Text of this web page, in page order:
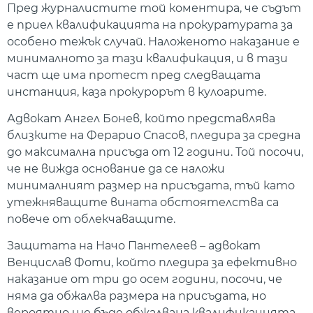
Пред журналистите той коментира, че съдът
е приел квалификацията на прокуратурата за
особено тежък случай. Наложеното наказание е
минималното за тази квалификация, и в тази
част ще има протест пред следващата
инстанция, каза прокурорът в кулоарите.
Адвокат Ангел Бонев, който представлява
близките на Ферарио Спасов, пледира за средна
до максимална присъда от 12 години. Той посочи,
че не вижда основание да се наложи
минималният размер на присъдата, тъй като
утежняващите вината обстоятелства са
повече от облекчаващите.
Защитата на Начо Пантелеев – адвокат
Венцислав Фоти, който пледира за ефективно
наказание от три до осем години, посочи, че
няма да обжалва размера на присъдата, но